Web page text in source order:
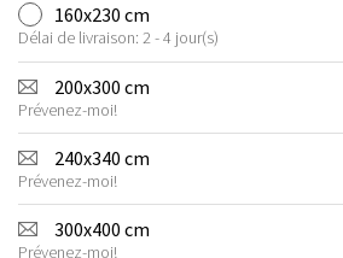
160x230 cm
Délai de livraison: 2 - 4 jour(s)
200x300 cm
Prévenez-moi!
240x340 cm
Prévenez-moi!
300x400 cm
Prévenez-moi!